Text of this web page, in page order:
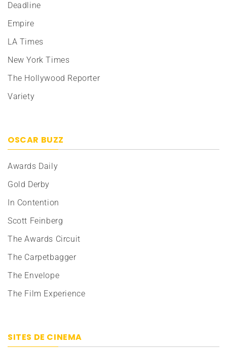
Deadline
Empire
LA Times
New York Times
The Hollywood Reporter
Variety
OSCAR BUZZ
Awards Daily
Gold Derby
In Contention
Scott Feinberg
The Awards Circuit
The Carpetbagger
The Envelope
The Film Experience
SITES DE CINEMA